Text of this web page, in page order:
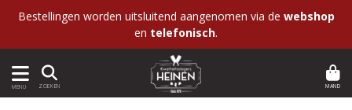
Bestellingen worden uitsluitend aangenomen via de webshop
en telefonisch.
MENU ZOEKEN MAND